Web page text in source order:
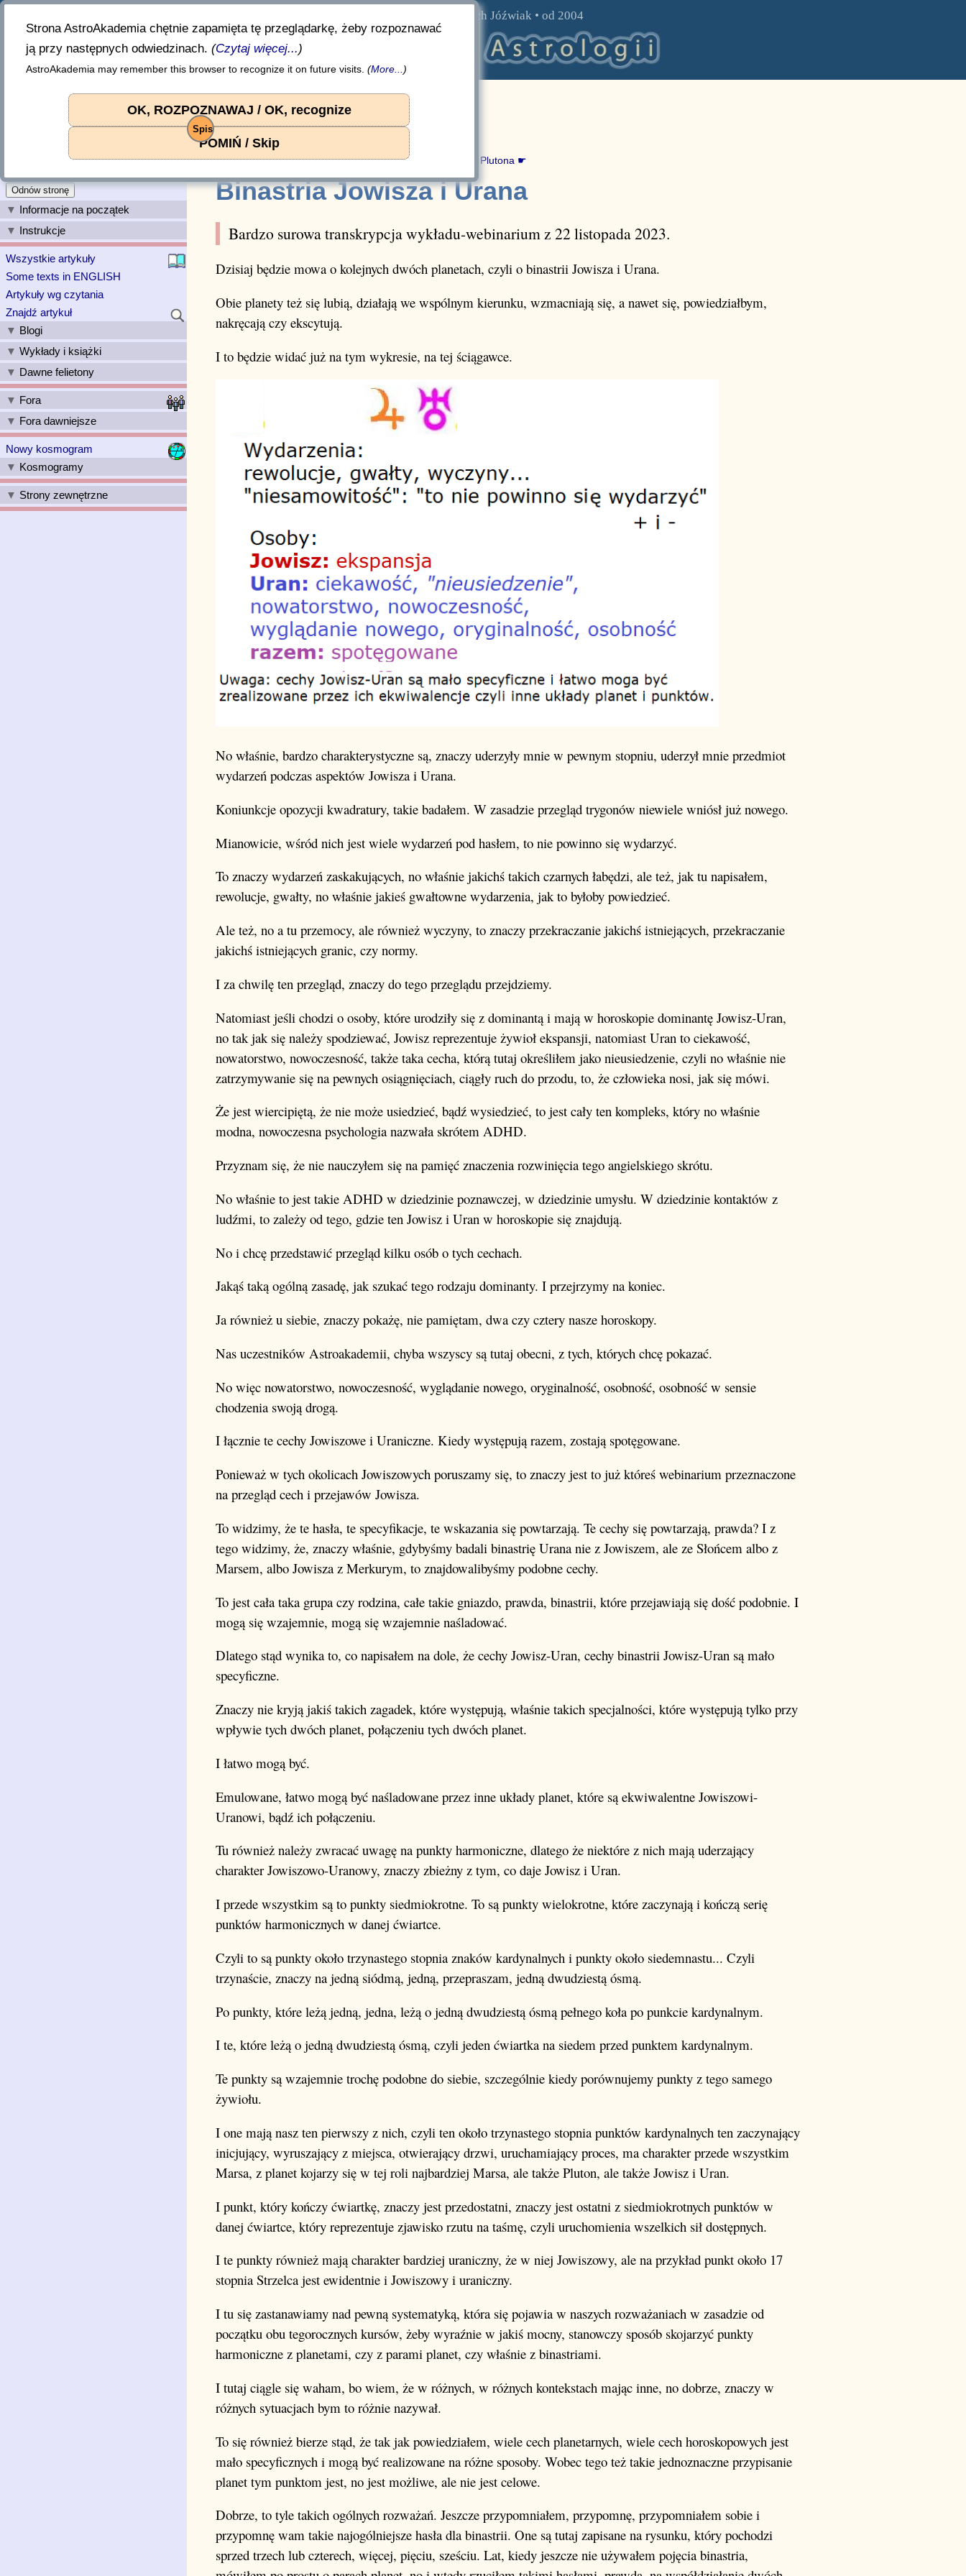
Wojciech Jóźwiak • od 2004
Binastrie
Liczba czytań od 2024 r.: 44
Binastria Jowisza i Urana
☚ Binastria Uran-Pluton: na krawędzi|Binastria Jowisza i Plutona ☛
Binastria Jowisza i Urana
Bardzo surowa transkrypcja wykładu-webinarium z 22 listopada 2023.
Dzisiaj będzie mowa o kolejnych dwóch planetach, czyli o binastrii Jowisza i Urana.
Obie planety też się lubią, działają we wspólnym kierunku, wzmacniają się, a nawet się, powiedziałbym,
nakręcają czy ekscytują.
I to będzie widać już na tym wykresie, na tej ściągawce.
No właśnie, bardzo charakterystyczne są, znaczy uderzyły mnie w pewnym stopniu, uderzył mnie przedmiot
wydarzeń podczas aspektów Jowisza i Urana.
Koniunkcje opozycji kwadratury, takie badałem. W zasadzie przegląd trygonów niewiele wniósł już nowego.
Mianowicie, wśród nich jest wiele wydarzeń pod hasłem, to nie powinno się wydarzyć.
To znaczy wydarzeń zaskakujących, no właśnie jakichś takich czarnych łabędzi, ale też, jak tu napisałem,
rewolucje, gwałty, no właśnie jakieś gwałtowne wydarzenia, jak to byłoby powiedzieć.
Ale też, no a tu przemocy, ale również wyczyny, to znaczy przekraczanie jakichś istniejących, przekraczanie
jakichś istniejących granic, czy normy.
I za chwilę ten przegląd, znaczy do tego przeglądu przejdziemy.
Natomiast jeśli chodzi o osoby, które urodziły się z dominantą i mają w horoskopie dominantę Jowisz-Uran,
no tak jak się należy spodziewać, Jowisz reprezentuje żywioł ekspansji, natomiast Uran to ciekawość,
nowatorstwo, nowoczesność, także taka cecha, którą tutaj określiłem jako nieusiedzenie, czyli no właśnie nie
zatrzymywanie się na pewnych osiągnięciach, ciągły ruch do przodu, to, że człowieka nosi, jak się mówi.
Że jest wiercipiętą, że nie może usiedzieć, bądź wysiedzieć, to jest cały ten kompleks, który no właśnie
modna, nowoczesna psychologia nazwała skrótem ADHD.
Przyznam się, że nie nauczyłem się na pamięć znaczenia rozwinięcia tego angielskiego skrótu.
No właśnie to jest takie ADHD w dziedzinie poznawczej, w dziedzinie umysłu. W dziedzinie kontaktów z
ludźmi, to zależy od tego, gdzie ten Jowisz i Uran w horoskopie się znajdują.
No i chcę przedstawić przegląd kilku osób o tych cechach.
Jakąś taką ogólną zasadę, jak szukać tego rodzaju dominanty. I przejrzymy na koniec.
Ja również u siebie, znaczy pokażę, nie pamiętam, dwa czy cztery nasze horoskopy.
Nas uczestników Astroakademii, chyba wszyscy są tutaj obecni, z tych, których chcę pokazać.
No więc nowatorstwo, nowoczesność, wyglądanie nowego, oryginalność, osobność, osobność w sensie
chodzenia swoją drogą.
I łącznie te cechy Jowiszowe i Uraniczne. Kiedy występują razem, zostają spotęgowane.
Ponieważ w tych okolicach Jowiszowych poruszamy się, to znaczy jest to już któreś webinarium przeznaczone
na przegląd cech i przejawów Jowisza.
To widzimy, że te hasła, te specyfikacje, te wskazania się powtarzają. Te cechy się powtarzają, prawda? I z
tego widzimy, że, znaczy właśnie, gdybyśmy badali binastrię Urana nie z Jowiszem, ale ze Słońcem albo z
Marsem, albo Jowisza z Merkurym, to znajdowalibyśmy podobne cechy.
To jest cała taka grupa czy rodzina, całe takie gniazdo, prawda, binastrii, które przejawiają się dość podobnie. I
mogą się wzajemnie, mogą się wzajemnie naśladować.
Dlatego stąd wynika to, co napisałem na dole, że cechy Jowisz-Uran, cechy binastrii Jowisz-Uran są mało
specyficzne.
Znaczy nie kryją jakiś takich zagadek, które występują, właśnie takich specjalności, które występują tylko przy
wpływie tych dwóch planet, połączeniu tych dwóch planet.
I łatwo mogą być.
Emulowane, łatwo mogą być naśladowane przez inne układy planet, które są ekwiwalentne Jowiszowi-
Uranowi, bądź ich połączeniu.
Tu również należy zwracać uwagę na punkty harmoniczne, dlatego że niektóre z nich mają uderzający
charakter Jowiszowo-Uranowy, znaczy zbieżny z tym, co daje Jowisz i Uran.
I przede wszystkim są to punkty siedmiokrotne. To są punkty wielokrotne, które zaczynają i kończą serię
punktów harmonicznych w danej ćwiartce.
Czyli to są punkty około trzynastego stopnia znaków kardynalnych i punkty około siedemnastu... Czyli
trzynaście, znaczy na jedną siódmą, jedną, przepraszam, jedną dwudziestą ósmą.
Po punkty, które leżą jedną, jedna, leżą o jedną dwudziestą ósmą pełnego koła po punkcie kardynalnym.
I te, które leżą o jedną dwudziestą ósmą, czyli jeden ćwiartka na siedem przed punktem kardynalnym.
Te punkty są wzajemnie trochę podobne do siebie, szczególnie kiedy porównujemy punkty z tego samego
żywiołu.
I one mają nasz ten pierwszy z nich, czyli ten około trzynastego stopnia punktów kardynalnych ten zaczynający
inicjujący, wyruszający z miejsca, otwierający drzwi, uruchamiający proces, ma charakter przede wszystkim
Marsa, z planet kojarzy się w tej roli najbardziej Marsa, ale także Pluton, ale także Jowisz i Uran.
I punkt, który kończy ćwiartkę, znaczy jest przedostatni, znaczy jest ostatni z siedmiokrotnych punktów w
danej ćwiartce, który reprezentuje zjawisko rzutu na taśmę, czyli uruchomienia wszelkich sił dostępnych.
I te punkty również mają charakter bardziej uraniczny, że w niej Jowiszowy, ale na przykład punkt około 17
stopnia Strzelca jest ewidentnie i Jowiszowy i uraniczny.
I tu się zastanawiamy nad pewną systematyką, która się pojawia w naszych rozważaniach w zasadzie od
początku obu tegorocznych kursów, żeby wyraźnie w jakiś mocny, stanowczy sposób skojarzyć punkty
harmoniczne z planetami, czy z parami planet, czy właśnie z binastriami.
I tutaj ciągle się waham, bo wiem, że w różnych, w różnych kontekstach mając inne, no dobrze, znaczy w
różnych sytuacjach bym to różnie nazywał.
To się również bierze stąd, że tak jak powiedziałem, wiele cech planetarnych, wiele cech horoskopowych jest
mało specyficznych i mogą być realizowane na różne sposoby. Wobec tego też takie jednoznaczne przypisanie
planet tym punktom jest, no jest możliwe, ale nie jest celowe.
Dobrze, to tyle takich ogólnych rozważań. Jeszcze przypomniałem, przypomnę, przypomniałem sobie i
przypomnę wam takie najogólniejsze hasła dla binastrii. One są tutaj zapisane na rysunku, który pochodzi
sprzed trzech lub czterech, więcej, pięciu, sześciu. Lat, kiedy jeszcze nie używałem pojęcia binastria,
Spis
prowadzi
Wojciech Jóźwiak
Binastria Jowisza i Urana
Dostęp: wolny.
Odnów stronę
Informacje na początek
Instrukcje
Wszystkie artykuły
Some texts in ENGLISH
Artykuły wg czytania
Znajdź artykuł
Blogi
Wykłady i książki
Dawne felietony
Fora
Fora dawniejsze
Nowy kosmogram
Kosmogramy
Strony zewnętrzne
Strona AstroAkademia chętnie zapamięta tę przeglądarkę, żeby rozpoznawać
ją przy następnych odwiedzinach. (Czytaj więcej...)
AstroAkademia may remember this browser to recognize it on future visits. (More... )
OK, ROZPOZNAWAJ / OK, recognize
POMIŃ / Skip